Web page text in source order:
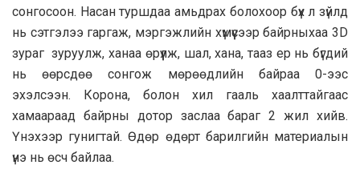
сонгосоон. Насан туршдаа амьдрах болохоор бүх л зүйлд
нь сэтгэлээ гаргаж, мэргэжлийн хүмүүсээр байрныхаа 3D
зураг зуруулж, ханаа өрүүлж, шал, хана, тааз ер нь бүгдий
нь өөрсдөө сонгож мөрөөдлийн байраа 0-ээс
эхэлсээн. Корона, болон хил гааль хаалттайгаас
хамаараад байрны дотор заслаа бараг 2 жил хийв.
Үнэхээр гунигтай. Өдөр өдөрт барилгийн материалын
үнэ нь өсч байлаа.